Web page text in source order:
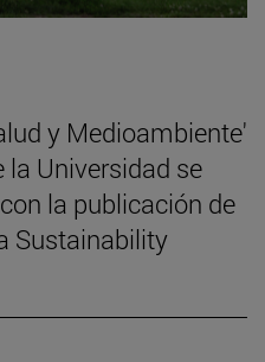
y Medioambiente'
la Universidad se
la publicación de
Sustainability